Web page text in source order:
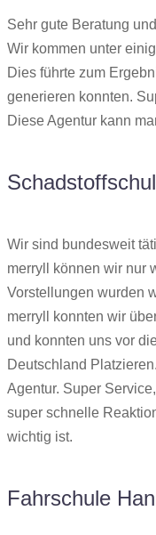
Sehr gute Beratung
Wir kommen unter
Dies führte zum
generieren konnten.
Diese Agentur kann
Wir sind bundesweit
merryll können wir nur
Vorstellungen wurden
merryll konnten wir
und konnten uns vor
Deutschland
Agentur. Super
super schnelle
wichtig ist.
Fahrschule